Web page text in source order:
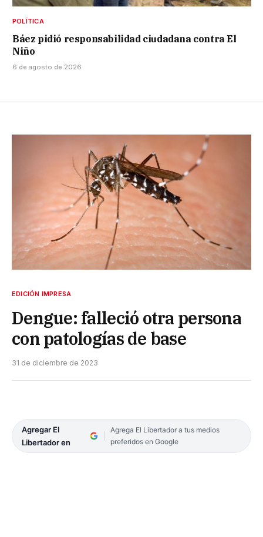
POLÍTICA
Báez pidió responsabilidad ciudadana contra El
Niño
6 de agosto de 2026
EDICIÓN IMPRESA
Dengue: falleció otra persona
con patologías de base
31 de diciembre de 2023
Agregar El
Libertador en
Agrega El Libertador a tus medios
preferidos en Google